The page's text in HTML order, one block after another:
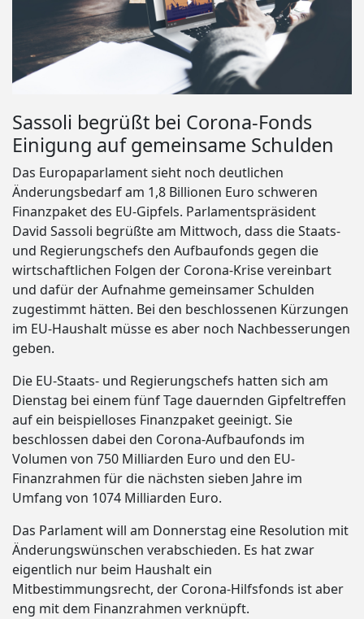
Sassoli begrüßt bei Corona-Fonds
Einigung auf gemeinsame Schulden
Das Europaparlament sieht noch deutlichen
Änderungsbedarf am 1,8 Billionen Euro schweren
Finanzpaket des EU-Gipfels. Parlamentspräsident
David Sassoli begrüßte am Mittwoch, dass die Staats-
und Regierungschefs den Aufbaufonds gegen die
wirtschaftlichen Folgen der Corona-Krise vereinbart
und dafür der Aufnahme gemeinsamer Schulden
zugestimmt hätten. Bei den beschlossenen Kürzungen
im EU-Haushalt müsse es aber noch Nachbesserungen
geben.
Die EU-Staats- und Regierungschefs hatten sich am
Dienstag bei einem fünf Tage dauernden Gipfeltreffen
auf ein beispielloses Finanzpaket geeinigt. Sie
beschlossen dabei den Corona-Aufbaufonds im
Volumen von 750 Milliarden Euro und den EU-
Finanzrahmen für die nächsten sieben Jahre im
Umfang von 1074 Milliarden Euro.
Das Parlament will am Donnerstag eine Resolution mit
Änderungswünschen verabschieden. Es hat zwar
eigentlich nur beim Haushalt ein
Mitbestimmungsrecht, der Corona-Hilfsfonds ist aber
eng mit dem Finanzrahmen verknüpft.